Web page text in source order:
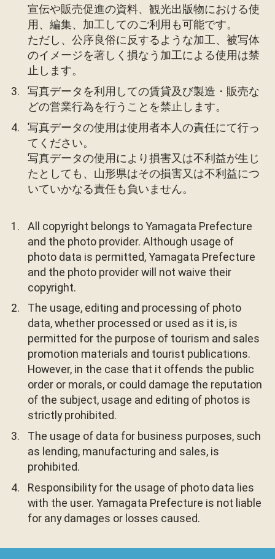
宣伝や販売促進の資料、観光出版物における使
用、編集、加工してのご利用も可能です。
ただし、公序良俗に反するような加工、被写体
のイメージを著しく損なう加工による使用は禁
止します。
写真データを利用しての賃貸及び製造・販売な
どの営業行為を行うことを禁止します。
写真データの使用は使用者本人の責任にて行っ
てください。
写真データの使用により損害又は不利益が生じ
たとしても、山形県はその損害又は不利益につ
いていかなる責任も負いません。
All copyright belongs to Yamagata Prefecture
and the photo provider. Although usage of
photo data is permitted, Yamagata Prefecture
and the photo provider will not waive their
copyright.
The usage, editing and processing of photo
data, whether processed or used as it is, is
permitted for the purpose of tourism and sales
promotion materials and tourist publications.
However, in the case that it offends the public
order or morals, or could damage the reputation
of the subject, usage and editing of photos is
strictly prohibited.
The usage of data for business purposes, such
as lending, manufacturing and sales, is
prohibited.
Responsibility for the usage of photo data lies
with the user. Yamagata Prefecture is not liable
for any damages or losses caused.